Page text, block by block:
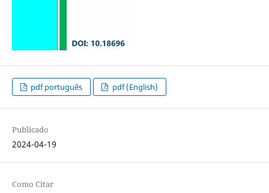
pdf português pdf (English)
Publicado
2024-04-19
Como Citar